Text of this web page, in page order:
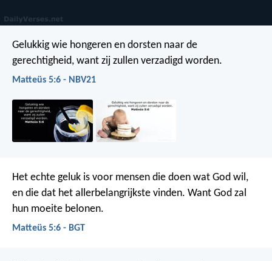
Gelukkig wie hongeren en dorsten naar de
gerechtigheid, want zij zullen verzadigd worden.
Matteüs 5:6 - NBV21
Het echte geluk is voor mensen die doen wat God wil,
en die dat het allerbelangrijkste vinden. Want God zal
hun moeite belonen.
Matteüs 5:6 - BGT